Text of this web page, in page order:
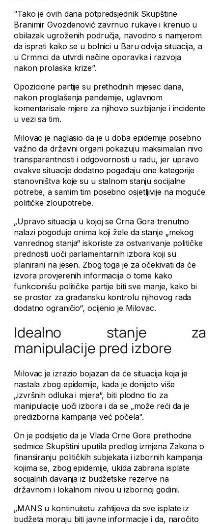
“Tako je ovih dana potpredsjednik Skupštine
Branimir Gvozdenović zavrnuo rukave i krenuo u
obilazak ugroženih područja, navodno s namjerom
da isprati kako se u bolnici u Baru odvija situacija, a
u Crmnici da utvrdi načine oporavka i razvoja
nakon prolaska krize”.
Opozicione partije su prethodnih mjesec dana,
nakon proglašenja pandemije, uglavnom
komentarisale mjere za njihovo suzbijanje i incidente
u vezi sa tim.
Milovac je naglasio da je u doba epidemije posebno
važno da državni organi pokazuju maksimalan nivo
transparentnosti i odgovornosti u radu, jer upravo
ovakve situacije dodatno pogađaju one kategorije
stanovništva koje su u stalnom stanju socijalne
potrebe, a samim tim posebno osjetljivije na moguće
političke zloupotrebe.
„Upravo situacija u kojoj se Crna Gora trenutno
nalazi pogoduje onima koji žele da stanje „mekog
vanrednog stanja“ iskoriste za ostvarivanje političke
prednosti uoči parlamentarnih izbora koji su
planirani na jesen. Zbog toga je za očekivati da će
izvora provjerenih informacija o tome kako
funkcionišu političke partije biti sve manje, kako bi
se prostor za građansku kontrolu njihovog rada
dodatno ograničio“, ocijenio je Milovac.
Idealno stanje za
manipulacije pred izbore
Milovac je izrazio bojazan da će situacija koja je
nastala zbog epidemije, kada je donijeto više
„izvršnih odluka i mjera“, biti plodno tlo za
manipulacije uoči izbora i da se „može reći da je
predizborna kampanja već počela“.
On je podsjetio da je Vlada Crne Gore prethodne
sedmice Skupštini uputila predlog izmjena Zakona o
finansiranju političkih subjekata i izbornih kampanja
kojima se, zbog epidemije, ukida zabrana isplate
socijalnih davanja iz budžetske rezerve na
državnom i lokalnom nivou u izbornoj godini.
„MANS u kontinuitetu zahtijeva da sve isplate iz
budžeta moraju biti javne informacije i da, naročito